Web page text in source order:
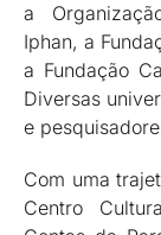
a
Iphan, a
a Fundação
Diversas
e
Com uma
Centro